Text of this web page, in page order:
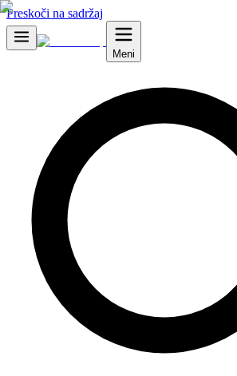
Preskoči na sadržaj
Meni